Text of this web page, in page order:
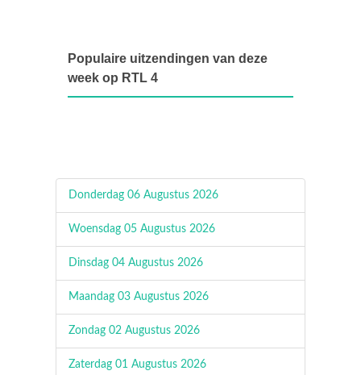
Populaire uitzendingen van deze
week op RTL 4
Donderdag 06 Augustus 2026
Woensdag 05 Augustus 2026
Dinsdag 04 Augustus 2026
Maandag 03 Augustus 2026
Zondag 02 Augustus 2026
Zaterdag 01 Augustus 2026